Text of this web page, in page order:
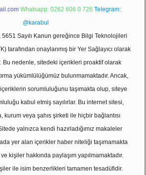
Whatsapp: 0262 606 0 726 Telegram:
@karabul
5651 Sayılı Kanun gereğince Bilgi Teknolojileri
tarafından onaylanmış bir Yer Sağlayıcı olarak
Bu nedenle, sitedeki içerikleri proaktif olarak
yükümlülüğümüz bulunmamaktadır. Ancak,
sorumluluğunu taşımakta olup, siteye
kabul etmiş sayılırlar. Bu internet sitesi,
kurum veya şahıs şirketi ile hiçbir bağlantısı
yalnızca kendi hazırladığımız makaleler
yer alan içerikler haber niteliği taşımamakta
kişiler hakkında paylaşım yapılmamaktadır.
ile isim benzerlikleri tamamen tesadüfidir.